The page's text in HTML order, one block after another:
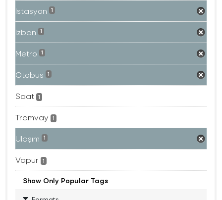
Istasyon 1
Izban 1
Metro 1
Otobüs 1
Saat 1
Tramvay 1
Ulaşım 1
Vapur 1
Show Only Popular Tags